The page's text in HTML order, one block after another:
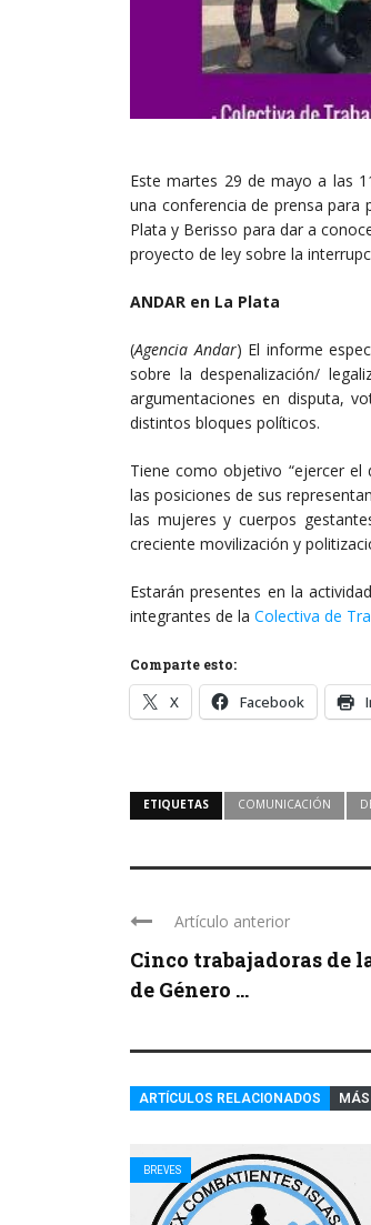
Este martes 29 de mayo a las
una conferencia de prensa para
Plata y Berisso para dar a
proyecto de ley sobre la
ANDAR en La Plata
(Agencia Andar) El informe
sobre la despenalización/
argumentaciones en disputa,
distintos bloques políticos.
Tiene como objetivo “ejercer
las posiciones de sus
las mujeres y cuerpos
creciente movilización y
Estarán presentes en la
integrantes de la Colectiva de
Comparte esto:
X Facebook
ETIQUETAS COMUNICACIÓN
Artículo anterior
Cinco trabajadoras de
de Género ...
ARTÍCULOS RELACIONADOS MÁS
BREVES